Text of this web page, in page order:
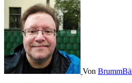
Von